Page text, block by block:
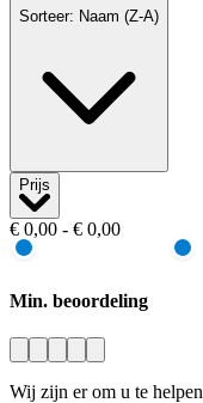
Sorteer: Naam (Z-A)
Prijs
€ 0,00 - € 0,00
Min. beoordeling
Wij zijn er om u te helpen